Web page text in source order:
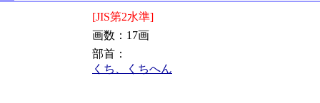
[JIS第2水準]
画数：17画
部首：
くち、くちへん